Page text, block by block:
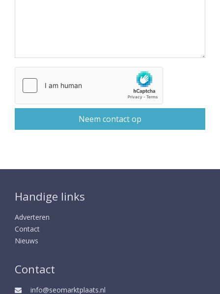
Handige links
Adverteren
Contact
Nieuws
Contact
info@seomarktplaats.nl